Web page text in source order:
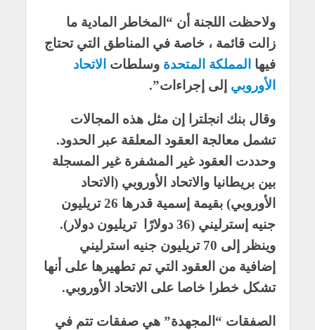
ولاحظت اللجنة أن “المخاطر المادية ما
زالت قائمة ، خاصة في المناطق التي تحتاج
فيها المملكة المتحدة وسلطات الاتحاد
الأوروبي إلى إجراءات”.
وقال بنك انجلترا إن مثل هذه المجالات
تشمل معالجة العقود المعلقة عبر الحدود.
وحددت العقود غير المشفرة غير المسجلة
بين بريطانيا والاتحاد الأوروبي (الاتحاد
الأوروبي) بقيمة إسمية قدرها 26 تريليون
جنيه إسترليني (36 دولارًا تريليون دولار).
وينظر إلى 70 تريليون جنيه استرليني
إضافية من العقود التي تم تطهيرها على أنها
تشكل خطرا خاصا على الاتحاد الأوروبي.
الصفقات “المجهدة” هي صفقات تتم في